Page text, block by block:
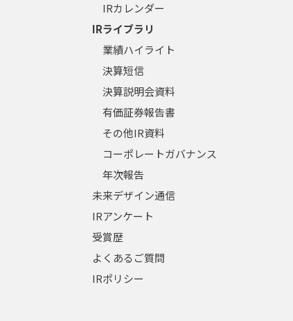
IRカレンダー
IRライブラリ
業績ハイライト
決算短信
決算説明会資料
有価証券報告書
その他IR資料
コーポレートガバナンス
年次報告
未来デザイン通信
IRアンケート
受賞歴
よくあるご質問
IRポリシー